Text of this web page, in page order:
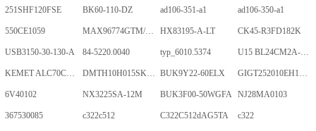
251SHF120FSE BK60-110-DZ ad106-351-a1 ad106-350-a1
550CE1059 MAX96774GTM/V+ HX83195-A-LT CK45-R3FD182K
USB3150-30-130-A 84-5220.0040 typ_6010.5374 U15 BL24CM2A-PARC
KEMET ALC70C152EN450 DMTH10H015SK3Q BUK9Y22-60ELX GIGT252010EH1R0MNE
6V40102 NX3225SA-12M BUK3F00-50WGFA NJ28MA0103
367530085 c322c512 C322C512dAG5TA c322